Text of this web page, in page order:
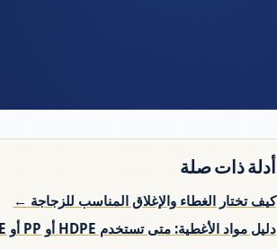
أدلة ذات صلة
كيف تختار الغطاء والإغلاق المناسب للزجاجة ←
دليل مواد الأغطية: متى تستخدم HDPE أو PP أو LDPE ←